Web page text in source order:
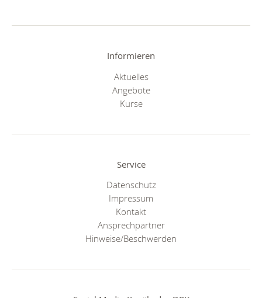
Informieren
Aktuelles
Angebote
Kurse
Service
Datenschutz
Impressum
Kontakt
Ansprechpartner
Hinweise/Beschwerden